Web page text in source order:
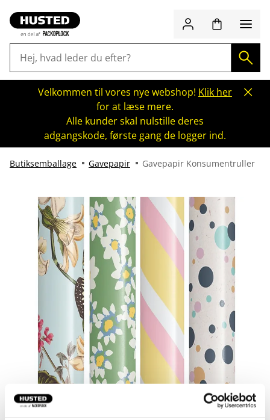
Velkommen til vores nye webshop! Klik her
for at læse mere.
Alle kunder skal nulstille deres
adgangskode, første gang de logger ind.
Butiksemballage Gavepapir Gavepapir Konsumentruller